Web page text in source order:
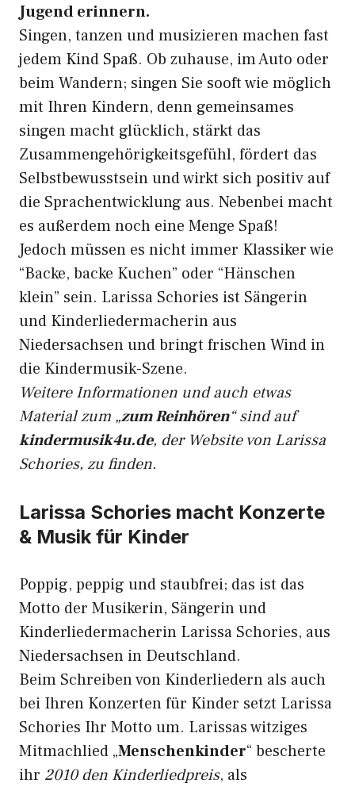
Jugend erinnern.
Singen, tanzen und musizieren machen fast
jedem Kind Spaß. Ob zuhause, im Auto oder
beim Wandern; singen Sie sooft wie möglich
mit Ihren Kindern, denn gemeinsames
singen macht glücklich, stärkt das
Zusammengehörigkeitsgefühl, fördert das
Selbstbewusstsein und wirkt sich positiv auf
die Sprachentwicklung aus. Nebenbei macht
es außerdem noch eine Menge Spaß!
Jedoch müssen es nicht immer Klassiker wie
“Backe, backe Kuchen” oder “Hänschen
klein” sein. Larissa Schories ist Sängerin
und Kinderliedermacherin aus
Niedersachsen und bringt frischen Wind in
die Kindermusik-Szene.
Weitere Informationen und auch etwas
Material zum „zum Reinhören“ sind auf
kindermusik4u.de, der Website von Larissa
Schories, zu finden.
Larissa Schories macht Konzerte
& Musik für Kinder
Poppig, peppig und staubfrei; das ist das
Motto der Musikerin, Sängerin und
Kinderliedermacherin Larissa Schories, aus
Niedersachsen in Deutschland.
Beim Schreiben von Kinderliedern als auch
bei Ihren Konzerten für Kinder setzt Larissa
Schories Ihr Motto um. Larissas witziges
Mitmachlied „Menschenkinder“ bescherte
ihr 2010 den Kinderliedpreis, als